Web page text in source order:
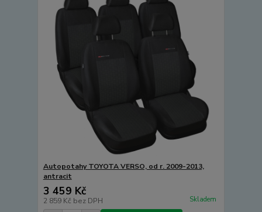
Autopotahy TOYOTA VERSO, od r. 2009-2013,
antracit
3 459 Kč
2 859 Kč bez DPH Skladem